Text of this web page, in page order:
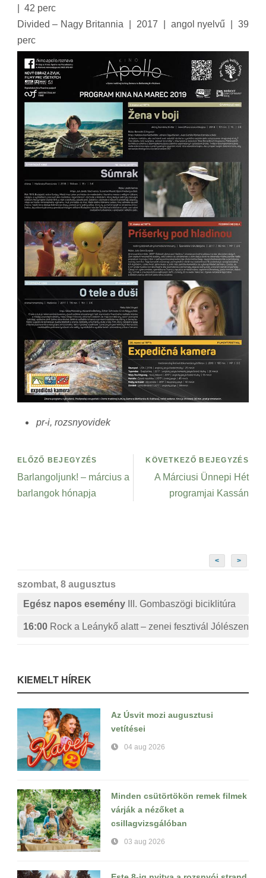
| 42 perc
Divided – Nagy Britannia | 2017 | angol nyelvű | 39
perc
pr-i, rozsnyovidek
ELŐZŐ BEJEGYZÉS
Barlangoljunk! – március a
barlangok hónapja
KÖVETKEZŐ BEJEGYZÉS
A Márciusi Ünnepi Hét
programjai Kassán
< >
szombat, 8 augusztus
Egész napos esemény
III. Gombaszögi biciklitúra
16:00 Rock a Leánykő alatt – zenei fesztivál Jólészen
KIEMELT HÍREK
Az Úsvit mozi augusztusi
vetítései
04 aug 2026
Minden csütörtökön remek filmek
várják a nézőket a
csillagvizsgálóban
03 aug 2026